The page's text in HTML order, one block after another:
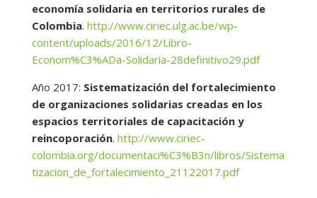
economía solidaria en territorios rurales de
Colombia. http://www.ciriec.ulg.ac.be/wp-
content/uploads/2016/12/Libro-
Econom%C3%ADa-Solidaria-28definitivo29.pdf
Año 2017: Sistematización del fortalecimiento
de organizaciones solidarias creadas en los
espacios territoriales de capacitación y
reincoporación. http://www.ciriec-
colombia.org/documentaci%C3%B3n/libros/Sistema
tizacion_de_fortalecimiento_21122017.pdf